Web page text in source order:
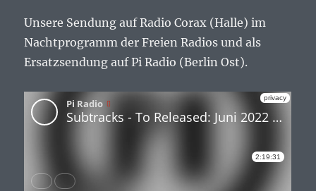
Unsere Sendung auf Radio Corax (Halle) im
Nachtprogramm der Freien Radios und als
Ersatzsendung auf Pi Radio (Berlin Ost).